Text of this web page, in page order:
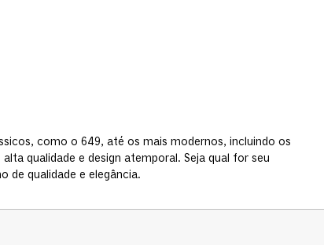
como o 649, até os mais modernos, incluindo os
qualidade e design atemporal. Seja qual for seu
de qualidade e elegância.